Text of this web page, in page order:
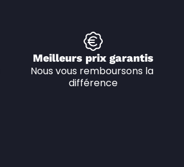
Meilleurs prix garantis
Nous vous remboursons la
différence